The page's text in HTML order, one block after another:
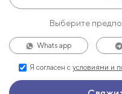
Выберите
Whats app
Я согласен с условиями и